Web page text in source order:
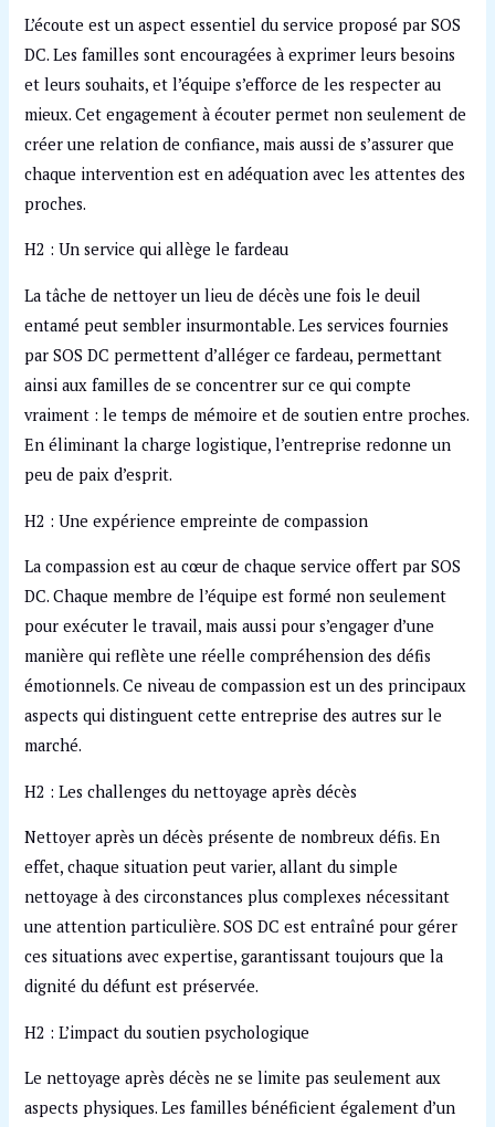
L’écoute est un aspect essentiel du service proposé par SOS
DC. Les familles sont encouragées à exprimer leurs besoins
et leurs souhaits, et l’équipe s’efforce de les respecter au
mieux. Cet engagement à écouter permet non seulement de
créer une relation de confiance, mais aussi de s’assurer que
chaque intervention est en adéquation avec les attentes des
proches.
H2 : Un service qui allège le fardeau
La tâche de nettoyer un lieu de décès une fois le deuil
entamé peut sembler insurmontable. Les services fournies
par SOS DC permettent d’alléger ce fardeau, permettant
ainsi aux familles de se concentrer sur ce qui compte
vraiment : le temps de mémoire et de soutien entre proches.
En éliminant la charge logistique, l’entreprise redonne un
peu de paix d’esprit.
H2 : Une expérience empreinte de compassion
La compassion est au cœur de chaque service offert par SOS
DC. Chaque membre de l’équipe est formé non seulement
pour exécuter le travail, mais aussi pour s’engager d’une
manière qui reflète une réelle compréhension des défis
émotionnels. Ce niveau de compassion est un des principaux
aspects qui distinguent cette entreprise des autres sur le
marché.
H2 : Les challenges du nettoyage après décès
Nettoyer après un décès présente de nombreux défis. En
effet, chaque situation peut varier, allant du simple
nettoyage à des circonstances plus complexes nécessitant
une attention particulière. SOS DC est entraîné pour gérer
ces situations avec expertise, garantissant toujours que la
dignité du défunt est préservée.
H2 : L’impact du soutien psychologique
Le nettoyage après décès ne se limite pas seulement aux
aspects physiques. Les familles bénéficient également d’un